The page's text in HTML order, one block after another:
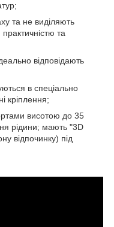
та не виділяють
та
відповідають
в спеціально
кріплення;
висотою до 35
рідини; мають "3D
відпочинку) під